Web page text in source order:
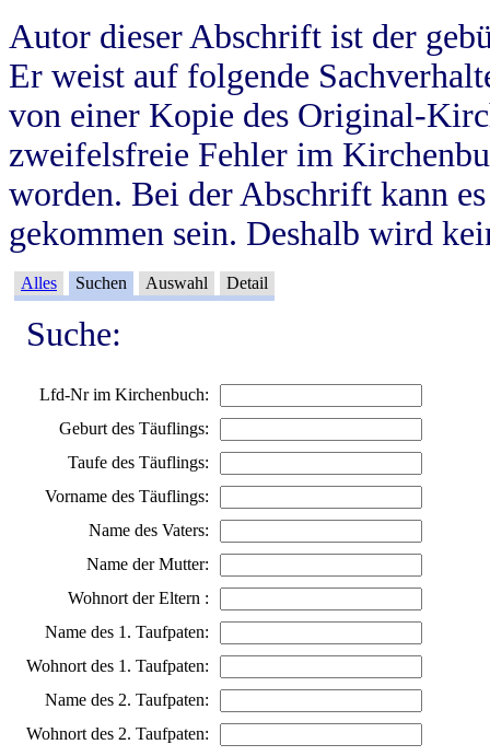
Autor dieser Abschrift ist der
Er weist auf folgende
von einer Kopie des Original-
zweifelsfreie Fehler im
worden. Bei der Abschrift kann
gekommen sein. Deshalb wird
Alles Suchen Auswahl Detail
Suche:
Lfd-Nr im Kirchenbuch:
Geburt des Täuflings:
Taufe des Täuflings:
Vorname des Täuflings:
Name des Vaters:
Name der Mutter:
Wohnort der Eltern :
Name des 1. Taufpaten:
Wohnort des 1. Taufpaten:
Name des 2. Taufpaten:
Wohnort des 2. Taufpaten: